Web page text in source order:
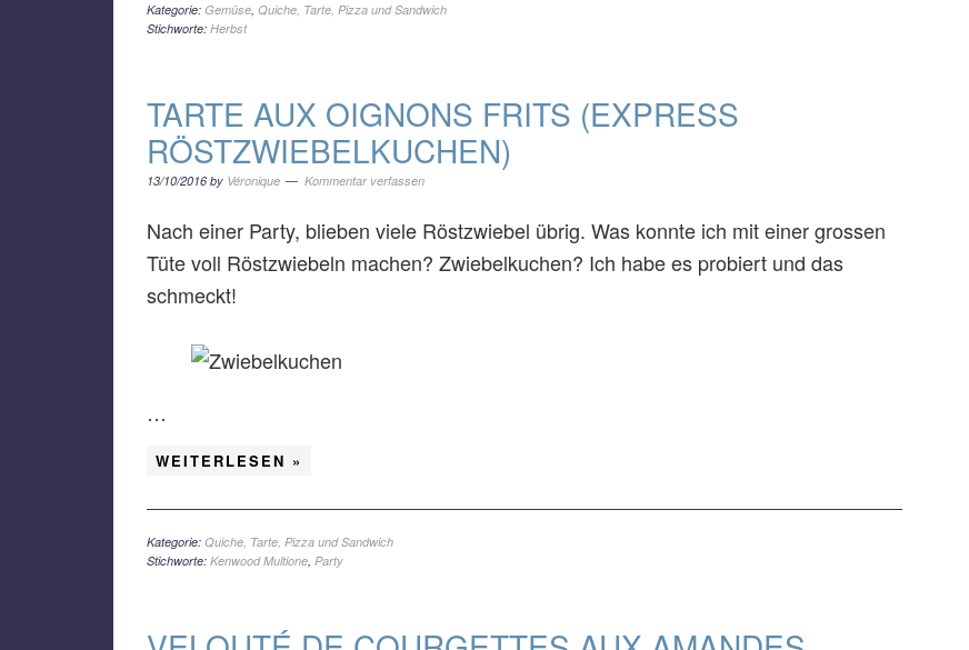
Kategorie: Gemüse, Quiche, Tarte, Pizza und Sandwich
Stichworte: Herbst
TARTE AUX OIGNONS FRITS (EXPRESS
RÖSTZWIEBELKUCHEN)
13/10/2016 by Véronique Kommentar verfassen
Nach einer Party, blieben viele Röstzwiebel übrig. Was konnte ich mit einer grossen
Tüte voll Röstzwiebeln machen? Zwiebelkuchen? Ich habe es probiert und das
schmeckt!
…
WEITERLESEN »
Kategorie: Quiche, Tarte, Pizza und Sandwich
Stichworte: Kenwood Multione, Party